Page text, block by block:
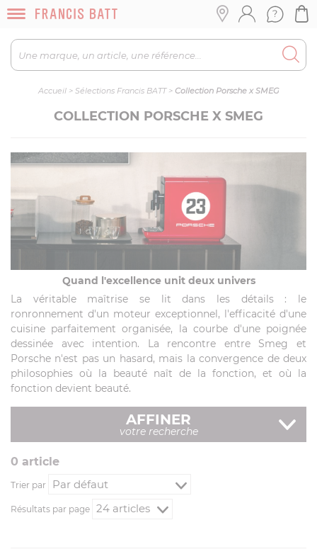
Accueil> Sélections Francis BATT> Collection Porsche x SMEG
COLLECTION PORSCHE X SMEG
Quand l'excellence unit deux univers
La véritable maîtrise se lit dans les détails : le
ronronnement d'un moteur exceptionnel, l'efficacité d'une
cuisine parfaitement organisée, la courbe d'une poignée
dessinée avec intention. La rencontre entre Smeg et
Porsche n'est pas un hasard, mais la convergence de deux
philosophies où la beauté naît de la fonction, et où la
fonction devient beauté.
AFFINER
votre recherche
0 article
Trier par
Résultats par page